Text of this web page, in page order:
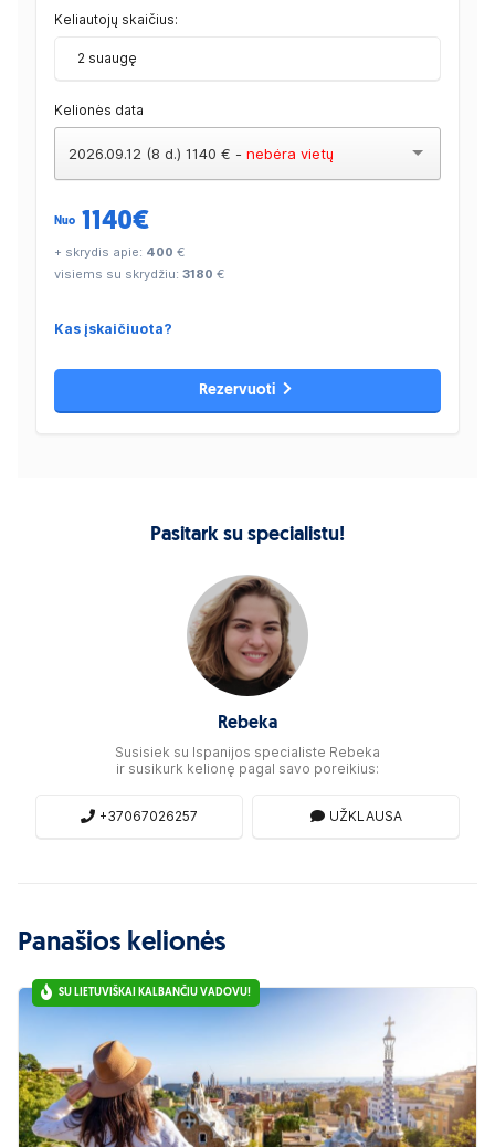
Keliautojų skaičius:
2 suaugę
Kelionės data
2026.09.12 (8 d.) 1140 € - nebėra vietų
Nuo 1140€
+ skrydis apie: 400 €
visiems su skrydžiu: 3180 €
Kas įskaičiuota?
Rezervuoti
Pasitark su specialistu!
Rebeka
Susisiek su Ispanijos specialiste Rebeka
ir susikurk kelionę pagal savo poreikius:
+37067026257 UŽKLAUSA
Panašios kelionės
SU LIETUVIŠKAI KALBANČIU VADOVU!